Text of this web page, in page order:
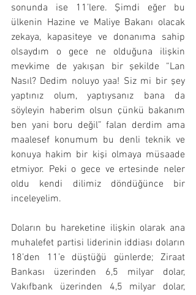
sonunda ise 11’lere. Şimdi eğer bu
ülkenin Hazine ve Maliye Bakanı olacak
zekaya, kapasiteye ve donanıma sahip
olsaydım o gece ne olduğuna ilişkin
mevkime de yakışan bir şekilde “Lan
Nasıl? Dedim noluyo yaa! Siz mi bir şey
yaptınız olum, yaptıysanız bana da
söyleyin haberim olsun çünkü bakanım
ben yani boru değil” falan derdim ama
maalesef konumum bu denli teknik ve
konuya hakim bir kişi olmaya müsaade
etmiyor. Peki o gece ve ertesinde neler
oldu kendi dilimiz döndüğünce bir
inceleyelim.
Doların bu hareketine ilişkin olarak ana
muhalefet partisi liderinin iddiası doların
18’den 11’e düştüğü günlerde; Ziraat
Bankası üzerinden 6,5 milyar dolar,
Vakıfbank üzerinden 4,5 milyar dolar,